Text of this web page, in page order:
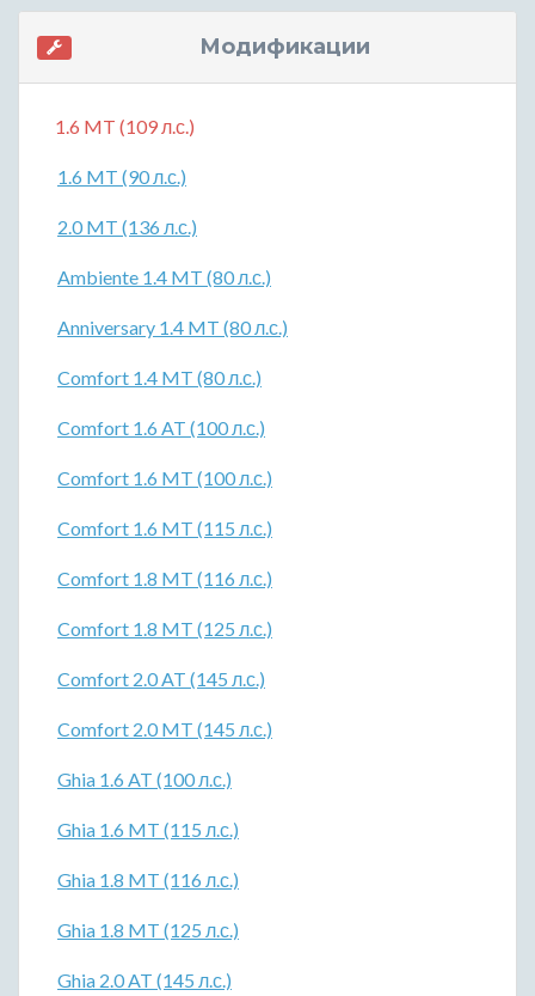
Модификации
1.6 MT (109 л.с.)
1.6 MT (90 л.с.)
2.0 MT (136 л.с.)
Ambiente 1.4 MT (80 л.с.)
Anniversary 1.4 MT (80 л.с.)
Comfort 1.4 MT (80 л.с.)
Comfort 1.6 AT (100 л.с.)
Comfort 1.6 MT (100 л.с.)
Comfort 1.6 MT (115 л.с.)
Comfort 1.8 MT (116 л.с.)
Comfort 1.8 MT (125 л.с.)
Comfort 2.0 AT (145 л.с.)
Comfort 2.0 MT (145 л.с.)
Ghia 1.6 AT (100 л.с.)
Ghia 1.6 MT (115 л.с.)
Ghia 1.8 MT (116 л.с.)
Ghia 1.8 MT (125 л.с.)
Ghia 2.0 AT (145 л.с.)